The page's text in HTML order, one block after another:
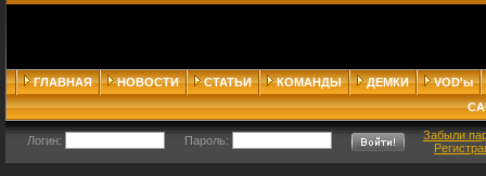
ГЛАВНАЯ НОВОСТИ СТАТЬИ КОМАНДЫ ДЕМКИ
VOD'ы
Логин: Пароль:
Забыли